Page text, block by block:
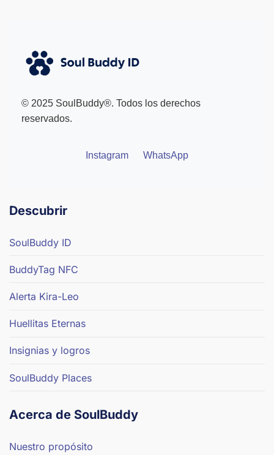
© 2025 SoulBuddy®. Todos los derechos
reservados.
Instagram WhatsApp
Descubrir
SoulBuddy ID
BuddyTag NFC
Alerta Kira-Leo
Huellitas Eternas
Insignias y logros
SoulBuddy Places
Acerca de SoulBuddy
Nuestro propósito